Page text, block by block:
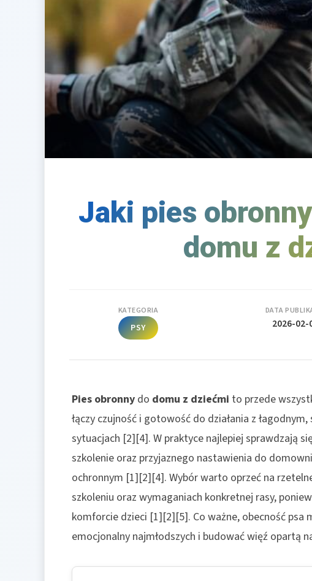
Jaki pies
domu z
KATEGORIA
PSY
DATA
2026-02-
Pies obronny do domu z dziećmi to przede
łączy czujność i gotowość do działania z
sytuacjach [2][4]. W praktyce najlepiej sprawdzają
szkolenie oraz przyjaznego nastawienia do
ochronnym [1][2][4]. Wybór warto oprzeć na
szkoleniu oraz wymaganiach konkretnej rasy,
komforcie dzieci [1][2][5]. Co ważne, obecność
emocjonalny najmłodszych i budować więź opartą